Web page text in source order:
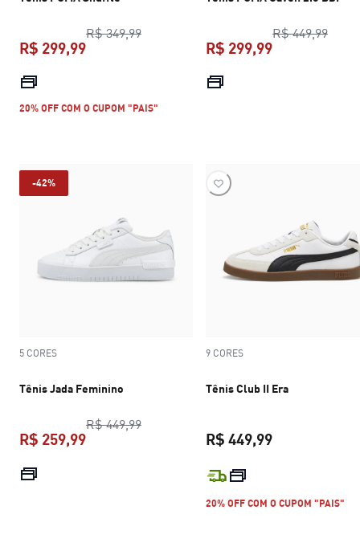
R$ 349,99preço original R$ 349,99
R$ 299,99
preço atual R$ 299,99
20% OFF COM O CUPOM "PAIS"
R$ 449,99
R$ 299,99
-42%
5 CORES
Tênis Jada Feminino
R$ 449,99preço original R$ 449,99
R$ 259,99
preço atual R$ 259,99
9 CORES
Tênis Club II Era
R$ 449,99
20% OFF COM O CUPOM "PAIS"